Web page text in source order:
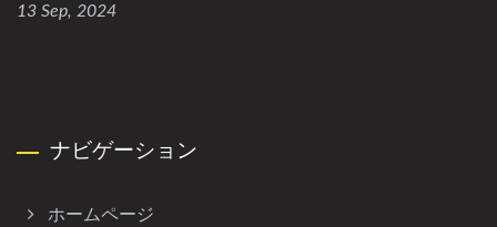
13 Sep, 2024
ナビゲーション
ホームページ